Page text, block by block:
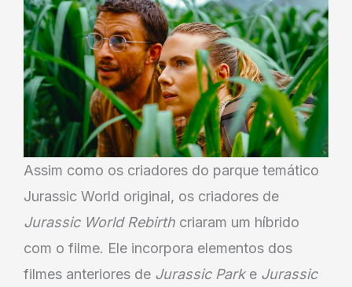
Assim como os criadores do parque temático
Jurassic World original, os criadores de
Jurassic World Rebirth criaram um híbrido
com o filme. Ele incorpora elementos dos
filmes anteriores de Jurassic Parke Jurassic